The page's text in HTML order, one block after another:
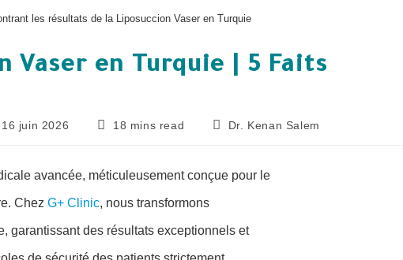
les résultats de la Liposuccion Vaser en Turquie
Vaser en Turquie | 5 Faits
16 juin 2026 18 mins read Dr. Kenan Salem
avancée, méticuleusement conçue pour le
Chez G+ Clinic, nous transformons
garantissant des résultats exceptionnels et